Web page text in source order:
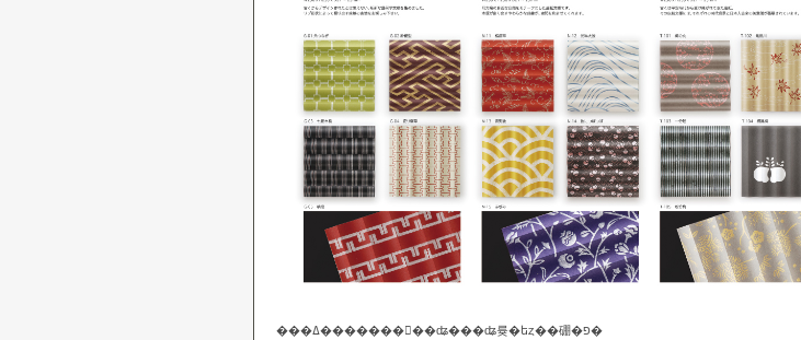
���ߡ�������󥿡��ʥ���ʥ륮�եȥ��硼�פ�